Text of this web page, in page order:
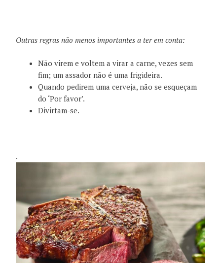
Outras regras não menos importantes a ter em conta:
Não virem e voltem a virar a carne, vezes sem
fim; um assador não é uma frigideira.
Quando pedirem uma cerveja, não se esqueçam
do ‘Por favor’.
Divirtam-se.
.